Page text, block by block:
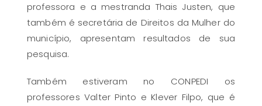
professora e a mestranda Thais Justen, que
também é secretária de Direitos da Mulher do
município, apresentam resultados de sua
pesquisa.
Também estiveram no CONPEDI os
professores Valter Pinto e Klever Filpo, que é